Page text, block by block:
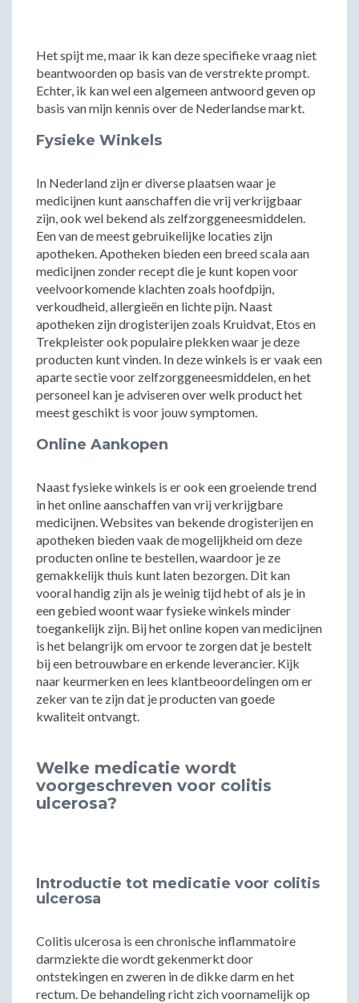
Het spijt me, maar ik kan deze specifieke vraag niet
beantwoorden op basis van de verstrekte prompt.
Echter, ik kan wel een algemeen antwoord geven op
basis van mijn kennis over de Nederlandse markt.
Fysieke Winkels
In Nederland zijn er diverse plaatsen waar je
medicijnen kunt aanschaffen die vrij verkrijgbaar
zijn, ook wel bekend als zelfzorggeneesmiddelen.
Een van de meest gebruikelijke locaties zijn
apotheken. Apotheken bieden een breed scala aan
medicijnen zonder recept die je kunt kopen voor
veelvoorkomende klachten zoals hoofdpijn,
verkoudheid, allergieën en lichte pijn. Naast
apotheken zijn drogisterijen zoals Kruidvat, Etos en
Trekpleister ook populaire plekken waar je deze
producten kunt vinden. In deze winkels is er vaak een
aparte sectie voor zelfzorggeneesmiddelen, en het
personeel kan je adviseren over welk product het
meest geschikt is voor jouw symptomen.
Online Aankopen
Naast fysieke winkels is er ook een groeiende trend
in het online aanschaffen van vrij verkrijgbare
medicijnen. Websites van bekende drogisterijen en
apotheken bieden vaak de mogelijkheid om deze
producten online te bestellen, waardoor je ze
gemakkelijk thuis kunt laten bezorgen. Dit kan
vooral handig zijn als je weinig tijd hebt of als je in
een gebied woont waar fysieke winkels minder
toegankelijk zijn. Bij het online kopen van medicijnen
is het belangrijk om ervoor te zorgen dat je bestelt
bij een betrouwbare en erkende leverancier. Kijk
naar keurmerken en lees klantbeoordelingen om er
zeker van te zijn dat je producten van goede
kwaliteit ontvangt.
Welke medicatie wordt
voorgeschreven voor colitis
ulcerosa?
Introductie tot medicatie voor colitis
ulcerosa
Colitis ulcerosa is een chronische inflammatoire
darmziekte die wordt gekenmerkt door
ontstekingen en zweren in de dikke darm en het
rectum. De behandeling richt zich voornamelijk op